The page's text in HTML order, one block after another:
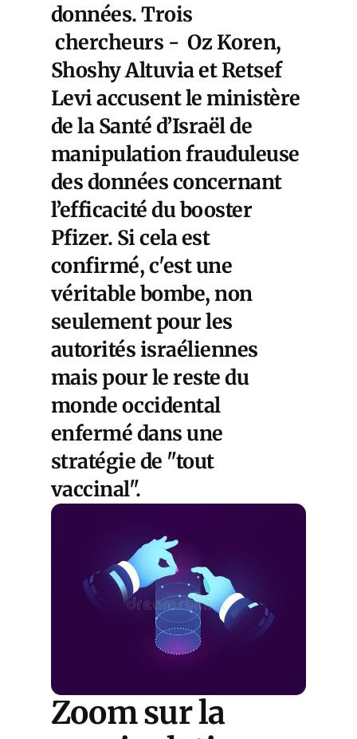
données. Trois
chercheurs - Oz Koren,
Shoshy Altuvia et Retsef
Levi accusent le ministère
de la Santé d’Israël de
manipulation frauduleuse
des données concernant
l’efficacité du booster
Pfizer. Si cela est
confirmé, c'est une
véritable bombe, non
seulement pour les
autorités israéliennes
mais pour le reste du
monde occidental
enfermé dans une
stratégie de "tout
vaccinal".
Zoom sur la